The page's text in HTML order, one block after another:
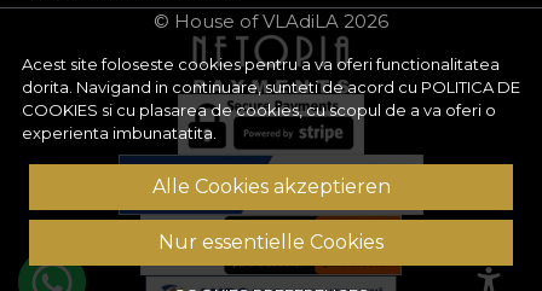
Acest site foloseste cookies pentru a va oferi functionalitatea
dorita. Navigand in continuare, sunteti de acord cu POLITICA DE
COOKIES si cu plasarea de cookies, cu scopul de a va oferi o
experienta imbunatatita.
Alle Cookies akzeptieren
Nur essentielle Cookies
© House of VLAdiLA 2026